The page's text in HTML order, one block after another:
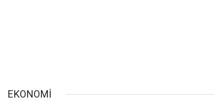
EKONOMİ